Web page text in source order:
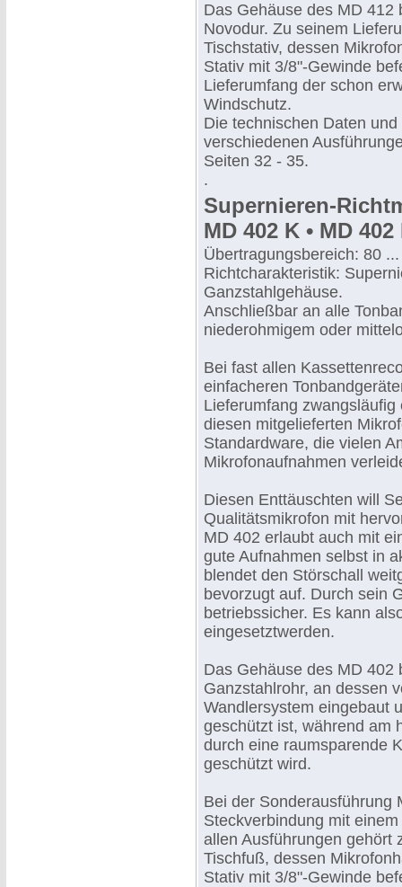
Das Gehäuse des MD 412
Novodur. Zu seinem
Tischstativ, dessen
Stativ mit 3/8"-Gewinde
Lieferumfang der schon
Windschutz.
Die technischen Daten
verschiedenen
Seiten 32 - 35.
.
Supernieren-
MD 402 K • MD
Übertragungsbereich: 80
Richtcharakteristik:
Ganzstahlgehäuse.
Anschließbar an alle
niederohmigem oder
Bei fast allen
einfacheren
Lieferumfang
diesen mitgelieferten
Standardware, die vielen
Mikrofonaufnahmen
Diesen Enttäuschten will
Qualitätsmikrofon mit
MD 402 erlaubt auch mit
gute Aufnahmen selbst in
blendet den Störschall
bevorzugt auf. Durch sein
betriebssicher. Es kann
eingesetztwerden.
Das Gehäuse des MD 402
Ganzstahlrohr, an dessen
Wandlersystem eingebaut
geschützt ist, während am
durch eine raumsparende
geschützt wird.
Bei der Sonderausführung
Steckverbindung mit
allen Ausführungen gehört
Tischfuß, dessen
Stativ mit 3/8"-Gewinde